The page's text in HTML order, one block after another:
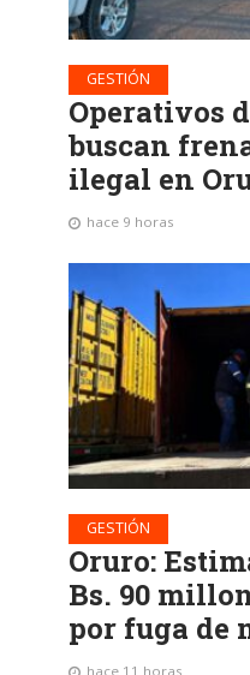
GESTIÓN
Operativos
buscan
ilegal en
hace 9 horas
GESTIÓN
Oruro:
Bs. 90
por fuga de
hace 11 horas